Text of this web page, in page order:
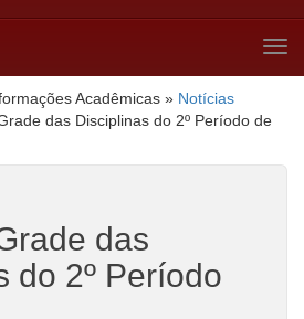
Acadêmicas » Notícias
das Disciplinas do 2º Período de
das
do 2º Período